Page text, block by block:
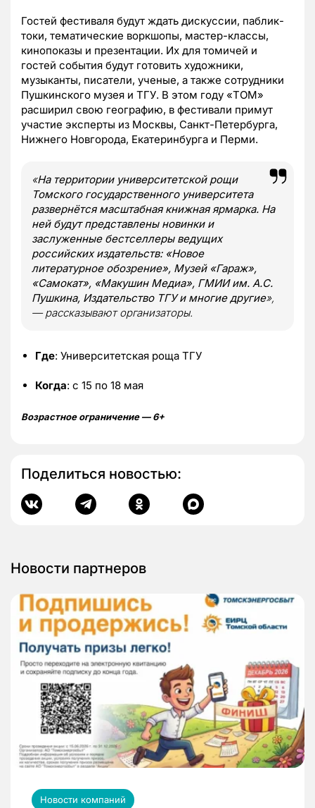
Гостей фестиваля будут ждать дискуссии, паблик-
токи, тематические воркшопы, мастер-классы,
кинопоказы и презентации. Их для томичей и
гостей события будут готовить художники,
музыканты, писатели, ученые, а также сотрудники
Пушкинского музея и ТГУ. В этом году «ТОМ»
расширил свою географию, в фестивали примут
участие эксперты из Москвы, Санкт-Петербурга,
Нижнего Новгорода, Екатеринбурга и Перми.
«На территории университетской рощи
Томского государственного университета
развернётся масштабная книжная ярмарка. На
ней будут представлены новинки и
заслуженные бестселлеры ведущих
российских издательств: «Новое
литературное обозрение», Музей «Гараж»,
«Самокат», «Макушин Медиа», ГМИИ им. А.С.
Пушкина, Издательство ТГУ и многие другие»,
— рассказывают организаторы.
Где: Университетская роща ТГУ
Когда: с 15 по 18 мая
Возрастное ограничение — 6+
Поделиться новостью:
Новости партнеров
Новости компаний